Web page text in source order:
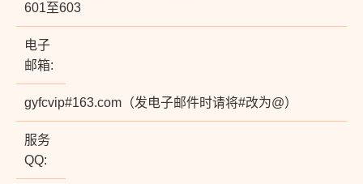
601至603
电子
邮箱:
gyfcvip#163.com（发电子邮件时请将#改为@）
服务
QQ: